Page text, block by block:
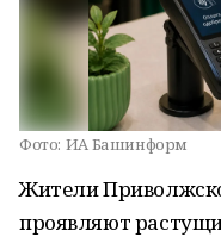
Фото: ИА Башинформ
Жители
проявляют